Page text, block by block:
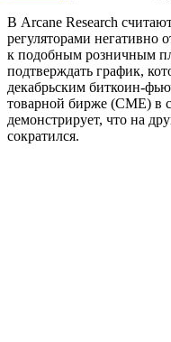
В Arcane Research
регуляторами негативно
к подобным розничным
подтверждать график,
декабрьским биткоин-
товарной бирже (CME) в
демонстрирует, что на
сократился.